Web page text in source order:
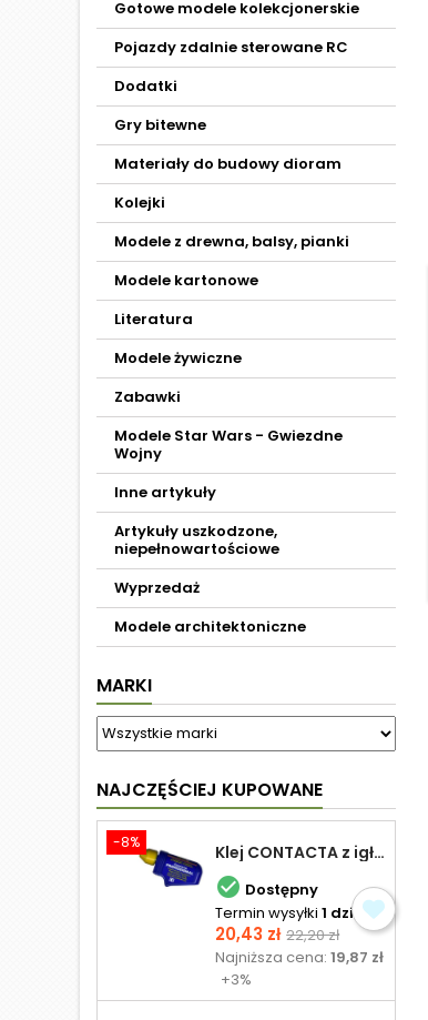
Gotowe modele kolekcjonerskie
Pojazdy zdalnie sterowane RC
Dodatki
Gry bitewne
Materiały do budowy dioram
Kolejki
Modele z drewna, balsy, pianki
Modele kartonowe
Literatura
Modele żywiczne
Zabawki
Modele Star Wars - Gwiezdne
Wojny
Inne artykuły
Artykuły uszkodzone,
niepełnowartościowe
Wyprzedaż
Modele architektoniczne
MARKI
NAJCZĘŚCIEJ KUPOWANE
-8% Klej CONTACTA z igłą do plastiku 25,0 g
 Dostępny
Termin wysyłki 1 dzień
Cena
20,43 zł Cena
podstawowa
22,20 zł
Najniższa cena:19,87 zł
+3%